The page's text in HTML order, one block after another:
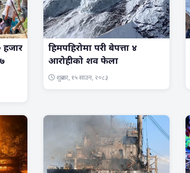
हजार
हिमपहिरोमा परी बेपत्ता ४
आरोहीको शव फेला
शुक्रबार, १५ साउन, २०८३